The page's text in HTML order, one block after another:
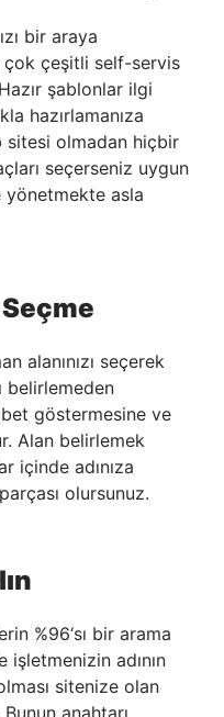
bir araya
çeşitli self-servis
şablonlar ilgi
hazırlamanıza
sitesi olmadan hiçbir
seçerseniz uygun
asla
Seçme
alanınızı seçerek
belirlemeden
göstermesine ve
Alan belirlemek
içinde adınıza
olursunuz.
%96‘sı bir arama
adının
sitenize olan
anahtarı,